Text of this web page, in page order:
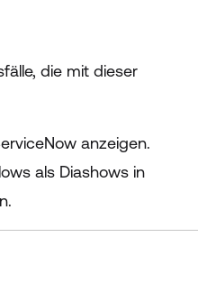
die mit dieser
anzeigen.
als Diashows in